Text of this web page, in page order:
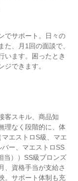
でサポート。日々の
、月1回の面談で、
います。困ったとき
客スキル、商品知
理なく段階的に、体
エストロS級、マエ
ー、マエストロSS
当））SS級ブロンズ
、資格手当が支給さ
。サポート体制も充